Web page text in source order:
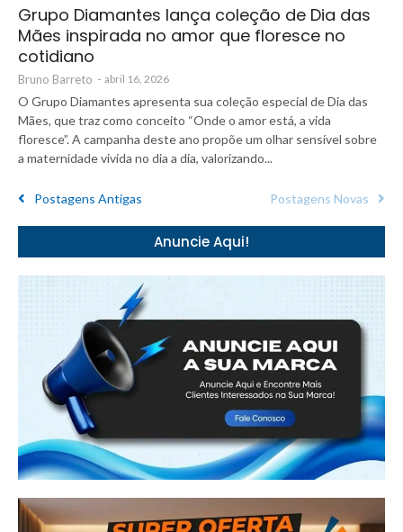
Grupo Diamantes lança coleção de Dia das
Mães inspirada no amor que floresce no
cotidiano
Bruno Barreto - abril 16, 2026
O Grupo Diamantes apresenta sua coleção especial de Dia das
Mães, que traz como conceito “Onde o amor está, a vida
floresce”. A campanha deste ano propõe um olhar sensível sobre
a maternidade vivida no dia a dia, valorizando...
Postagens Antigas Postagens Novas
Anuncie Aqui!